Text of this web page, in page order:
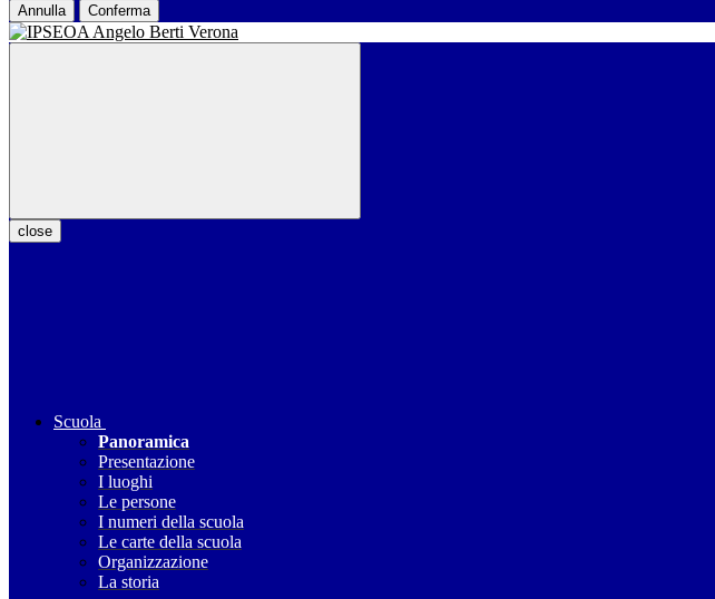
Annulla Conferma
close
Scuola
Panoramica
Presentazione
I luoghi
Le persone
I numeri della scuola
Le carte della scuola
Organizzazione
La storia